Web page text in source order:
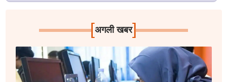
[अगली खबर]